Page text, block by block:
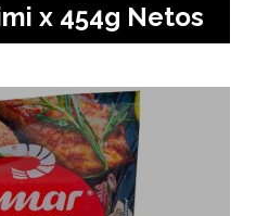
x 454g Netos